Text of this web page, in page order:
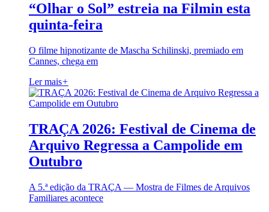
“Olhar o Sol” estreia na Filmin esta
quinta-feira
O filme hipnotizante de Mascha Schilinski, premiado em
Cannes, chega em
Ler mais+
TRAÇA 2026: Festival de Cinema de
Arquivo Regressa a Campolide em
Outubro
A 5.ª edição da TRAÇA — Mostra de Filmes de Arquivos
Familiares acontece